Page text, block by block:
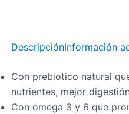
DescripciónInformación
Con prebiotico natural
nutrientes, mejor
Con omega 3 y 6 que